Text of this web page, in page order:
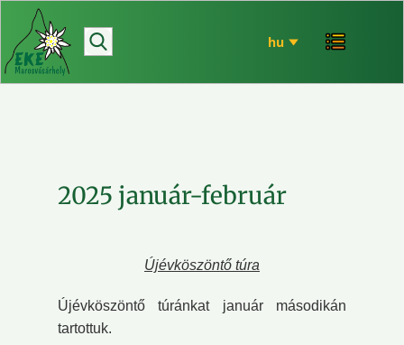
hírek
bemutatkozó
EKE történet
2025 január-február
Újévköszöntő túra
Újévköszöntő túránkat január másodikán
tartottuk.